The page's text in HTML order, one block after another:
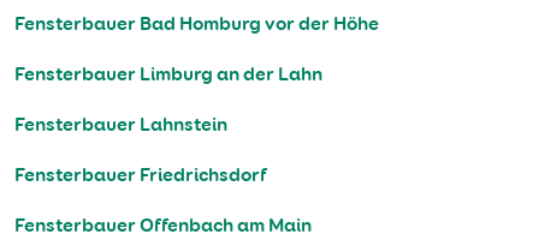
Fensterbauer Bad Homburg vor der Höhe
Fensterbauer Limburg an der Lahn
Fensterbauer Lahnstein
Fensterbauer Friedrichsdorf
Fensterbauer Offenbach am Main